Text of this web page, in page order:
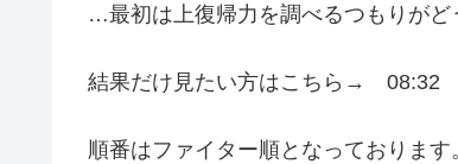
…最初は上復帰力を調べるつもりがど
結果だけ見たい方はこちら→ 08:32
順番はファイター順となっております